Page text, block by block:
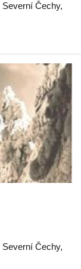
Severní Čechy,
Severní Čechy,